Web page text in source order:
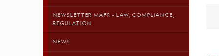
NEWSLETTER MAFR - LAW, COMPLIANCE,
REGULATION
NEWS